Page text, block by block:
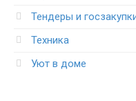
Тендеры и
Техника
Уют в доме